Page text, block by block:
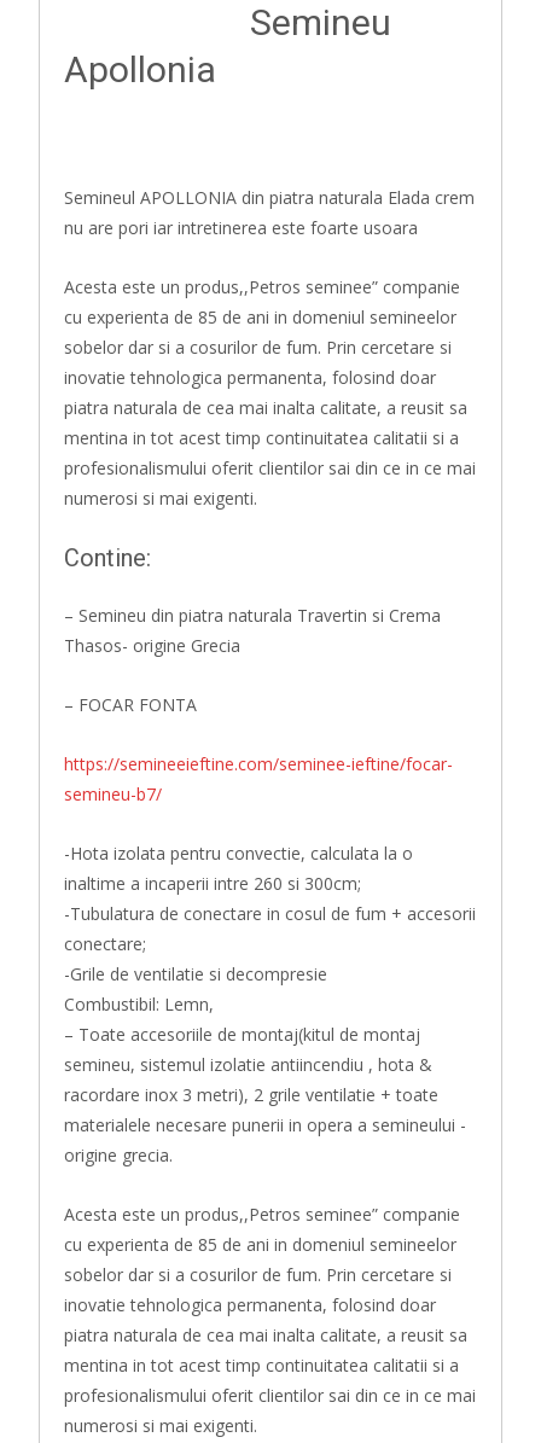
Semineu
Apollonia
Semineul APOLLONIA din piatra naturala Elada crem
nu are pori iar intretinerea este foarte usoara
Acesta este un produs,,Petros seminee” companie
cu experienta de 85 de ani in domeniul semineelor
sobelor dar si a cosurilor de fum. Prin cercetare si
inovatie tehnologica permanenta, folosind doar
piatra naturala de cea mai inalta calitate, a reusit sa
mentina in tot acest timp continuitatea calitatii si a
profesionalismului oferit clientilor sai din ce in ce mai
numerosi si mai exigenti.
Contine:
– Semineu din piatra naturala Travertin si Crema
Thasos- origine Grecia
– FOCAR FONTA
https://semineeieftine.com/seminee-ieftine/focar-
semineu-b7/
-Hota izolata pentru convectie, calculata la o
inaltime a incaperii intre 260 si 300cm;
-Tubulatura de conectare in cosul de fum + accesorii
conectare;
-Grile de ventilatie si decompresie
Combustibil: Lemn,
– Toate accesoriile de montaj(kitul de montaj
semineu, sistemul izolatie antiincendiu , hota &
racordare inox 3 metri), 2 grile ventilatie + toate
materialele necesare punerii in opera a semineului -
origine grecia.
Acesta este un produs,,Petros seminee” companie
cu experienta de 85 de ani in domeniul semineelor
sobelor dar si a cosurilor de fum. Prin cercetare si
inovatie tehnologica permanenta, folosind doar
piatra naturala de cea mai inalta calitate, a reusit sa
mentina in tot acest timp continuitatea calitatii si a
profesionalismului oferit clientilor sai din ce in ce mai
numerosi si mai exigenti.